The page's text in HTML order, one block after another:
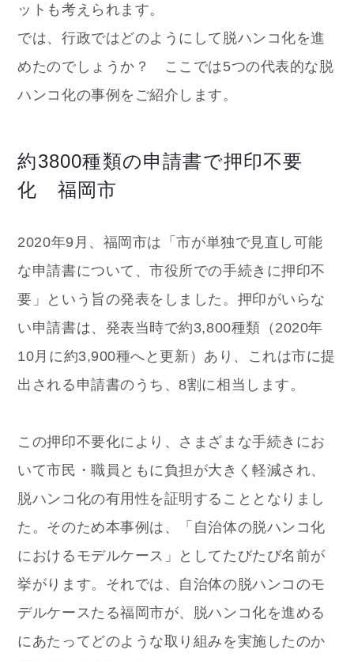
ットも考えられます。
では、行政ではどのようにして脱ハンコ化を進
めたのでしょうか？ ここでは5つの代表的な脱
ハンコ化の事例をご紹介します。
約3800種類の申請書で押印不要
化 福岡市
2020年9月、福岡市は「市が単独で見直し可能
な申請書について、市役所での手続きに押印不
要」という旨の発表をしました。押印がいらな
い申請書は、発表当時で約3,800種類（2020年
10月に約3,900種へと更新）あり、これは市に提
出される申請書のうち、8割に相当します。
この押印不要化により、さまざまな手続きにお
いて市民・職員ともに負担が大きく軽減され、
脱ハンコ化の有用性を証明することとなりまし
た。そのため本事例は、「自治体の脱ハンコ化
におけるモデルケース」としてたびたび名前が
挙がります。それでは、自治体の脱ハンコのモ
デルケースたる福岡市が、脱ハンコ化を進める
にあたってどのような取り組みを実施したのか